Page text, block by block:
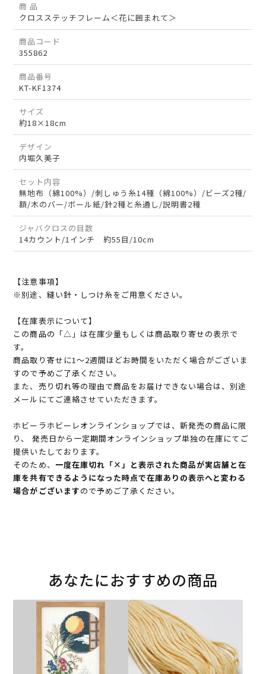
商 品
クロスステッチフレーム＜花に囲まれて＞
商品コード
355862
商品番号
KT-KF1374
サイズ
約18×18cm
デザイン
内堀久美子
セット内容
無地布（綿100%）/刺しゅう糸14種（綿100%）/ビーズ2種/
額/木のバー/ボール紙/針2種と糸通し/説明書2種
ジャバクロスの目数
14カウント/1インチ 約55目/10cm
【注意事項】
※別途、縫い針・しつけ糸をご用意ください。
【在庫表示について】
この商品の「△」は在庫少量もしくは商品取り寄せの表示で
す。
商品取り寄せに1～2週間ほどお時間をいただく場合がございま
すので予めご了承ください。
また、売り切れ等の理由で商品をお届けできない場合は、別途
メールにてご連絡させていただきます。
ホビーラホビーレオンラインショップでは、新発売の商品に限
り、 発売日から一定期間オンラインショップ単独の在庫にてご
提供いたしております。
そのため、 一度在庫切れ「×」と表示された商品が実店舗と在
庫を共有できるようになった時点で在庫ありの表示へと変わる
場合がございますので予めご了承ください。
あなたにおすすめの商品